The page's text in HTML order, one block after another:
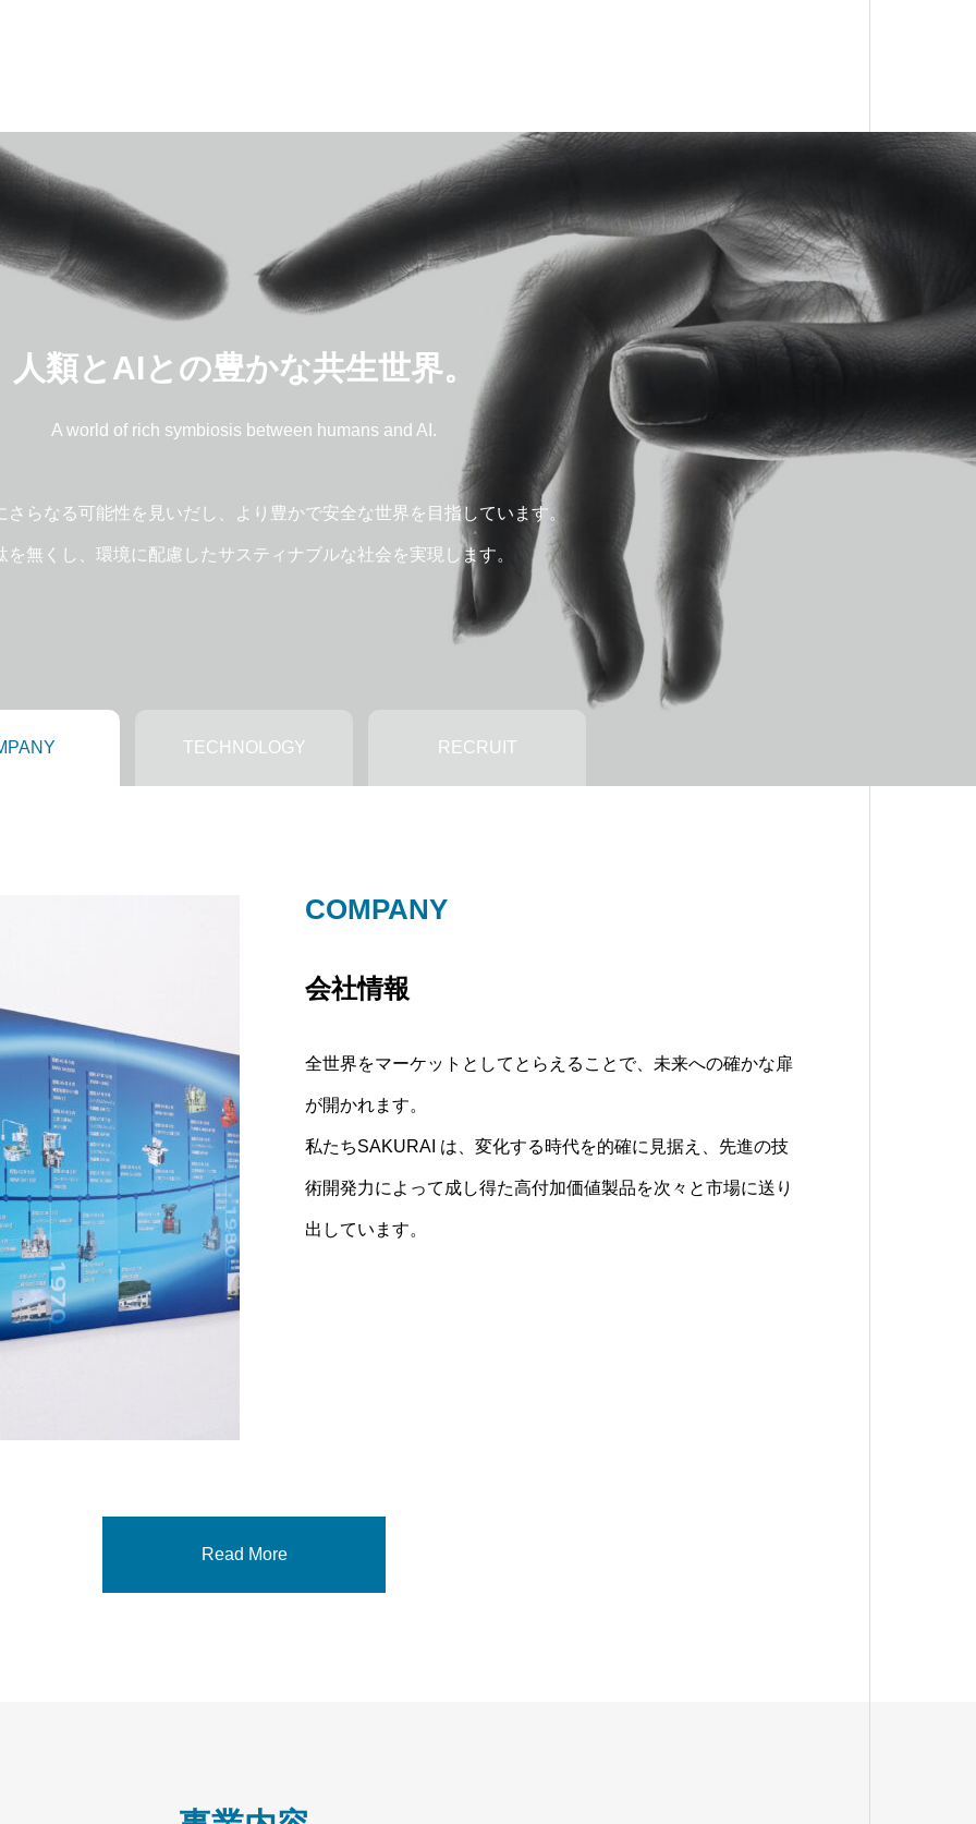
人類とAIとの豊かな共生世界。
A world of rich symbiosis between humans and AI.
さらなる可能性を見いだし、より豊かで安全な世界を目指しています。
を無くし、環境に配慮したサスティナブルな社会を実現します。
TECHNOLOGY RECRUIT
COMPANY
会社情報
全世界をマーケットとしてとらえることで、未来への確かな扉
が開かれます。
私たちSAKURAI は、変化する時代を的確に見据え、先進の技
術開発力によって成し得た高付加価値製品を次々と市場に送り
出しています。
Read More
TECHNOLOGY
事業内容
グローバルな視点で変化する時代をリード。
未来に向けて、先進の技術開発力を発揮します。
Read More
RECRUIT
採用
「ものづくり」に対して「情熱」と「好奇心」を持った方を募
集しています。
自分の強みを活かし、元気で何事にもチャレンジできる方を待
っています。
Read More